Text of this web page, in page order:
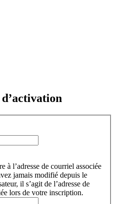
à l’adresse de courriel associée
jamais modifié depuis le
il s’agit de l’adresse de
lors de votre inscription.